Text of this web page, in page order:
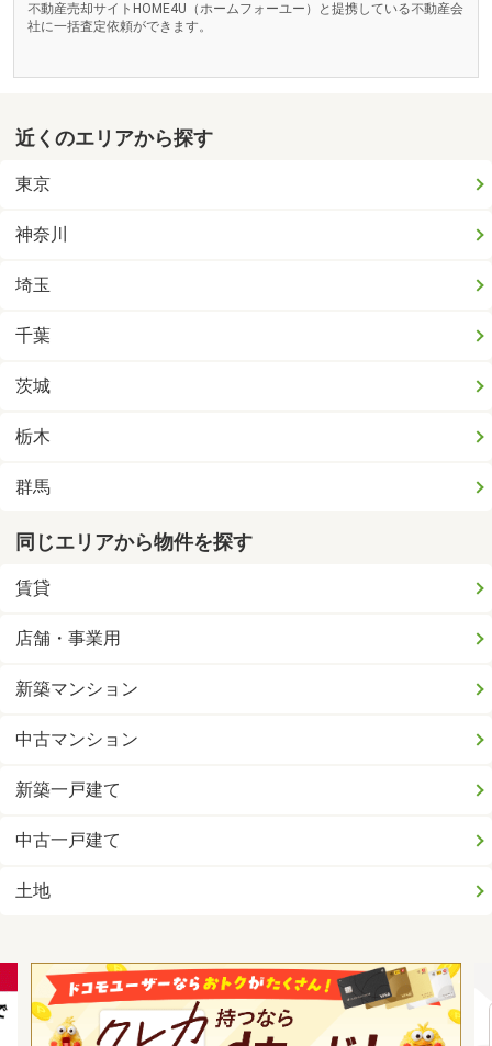
不動産売却サイトHOME4U（ホームフォーユー）と提携している不動産会
社に一括査定依頼ができます。
近くのエリアから探す
東京
神奈川
埼玉
千葉
茨城
栃木
群馬
同じエリアから物件を探す
賃貸
店舗・事業用
新築マンション
中古マンション
新築一戸建て
中古一戸建て
土地